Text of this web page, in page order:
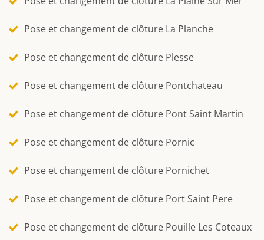
Pose et changement de clôture La Planche
Pose et changement de clôture Plesse
Pose et changement de clôture Pontchateau
Pose et changement de clôture Pont Saint Martin
Pose et changement de clôture Pornic
Pose et changement de clôture Pornichet
Pose et changement de clôture Port Saint Pere
Pose et changement de clôture Pouille Les Coteaux